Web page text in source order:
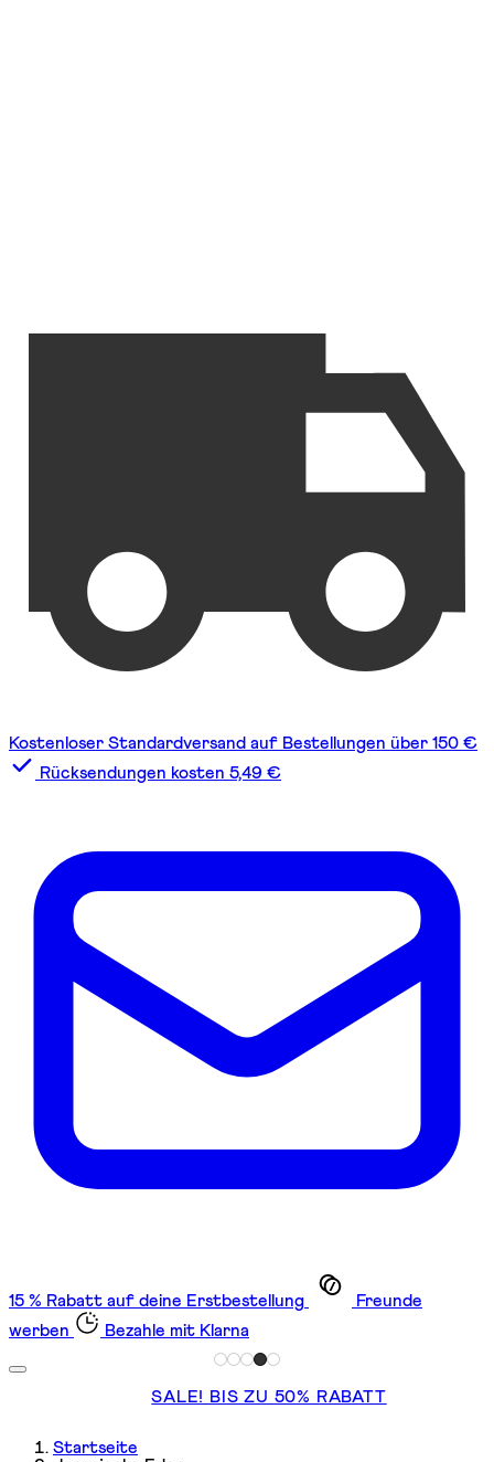
Kostenloser Standardversand auf Bestellungen über 150 €
Rücksendungen kosten 5,49 €
15 % Rabatt auf deine Erstbestellung
Freunde
werben
Bezahle mit Klarna
SALE! BIS ZU 50% RABATT
Startseite